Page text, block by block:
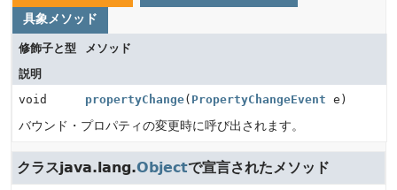
具象メソッド
修飾子と型
メソッド
説明
void
propertyChange( PropertyChangeEvent e)
バウンド・プロパティの変更時に呼び出されます。
クラスjava.lang.Objectで宣言されたメソッド